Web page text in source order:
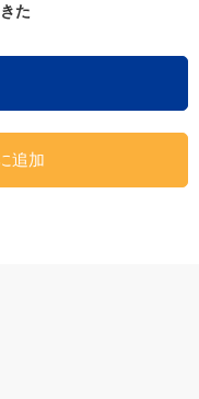
グなど
ック！
た
追加